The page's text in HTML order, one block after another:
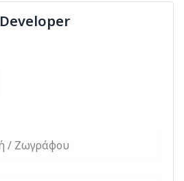
/ Ζωγράφου